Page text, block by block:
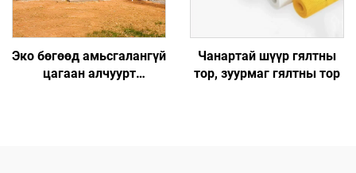
Эко бөгөөд амьсгалангүй
цагаан алчуурт
Чанартай шүүр гялтны
тор, зуурмаг гялтны тор